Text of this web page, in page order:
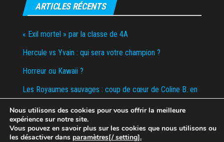
ARTICLES RÉCENTS
« Exil mortel » par la classe de 4A
Hercule vs Yvain : qui sera votre champion ?
Horreur ou Kawaii ?
Les Royaumes sauvages : coup de cœur de Coline B. en
Tombola de la boum du collège – Appel aux dons
Nous utilisons des cookies pour vous offrir la meilleure
expérience sur notre site.
Vous pouvez en savoir plus sur les cookies que nous utilisons ou
les désactiver dans paramètres[/ setting].